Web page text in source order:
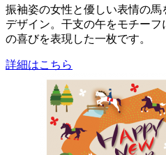
振袖姿の女性と優しい表情の
デザイン。干支の午をモチー
の喜びを表現した一枚です。
詳細はこちら